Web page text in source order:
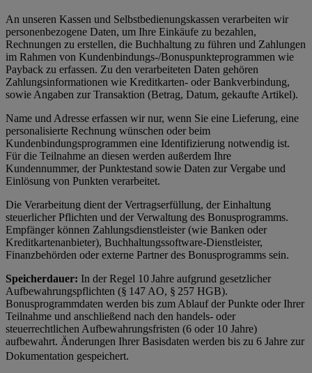
An unseren Kassen und Selbstbedienungskassen verarbeiten wir
personenbezogene Daten, um Ihre Einkäufe zu bezahlen,
Rechnungen zu erstellen, die Buchhaltung zu führen und Zahlungen
im Rahmen von Kundenbindungs-/Bonuspunkteprogrammen wie
Payback zu erfassen. Zu den verarbeiteten Daten gehören
Zahlungsinformationen wie Kreditkarten- oder Bankverbindung,
sowie Angaben zur Transaktion (Betrag, Datum, gekaufte Artikel).
Name und Adresse erfassen wir nur, wenn Sie eine Lieferung, eine
personalisierte Rechnung wünschen oder beim
Kundenbindungsprogrammen eine Identifizierung notwendig ist.
Für die Teilnahme an diesen werden außerdem Ihre
Kundennummer, der Punktestand sowie Daten zur Vergabe und
Einlösung von Punkten verarbeitet.
Die Verarbeitung dient der Vertragserfüllung, der Einhaltung
steuerlicher Pflichten und der Verwaltung des Bonusprogramms.
Empfänger können Zahlungsdienstleister (wie Banken oder
Kreditkartenanbieter), Buchhaltungssoftware-Dienstleister,
Finanzbehörden oder externe Partner des Bonusprogramms sein.
Speicherdauer: In der Regel 10 Jahre aufgrund gesetzlicher
Aufbewahrungspflichten (§ 147 AO, § 257 HGB).
Bonusprogrammdaten werden bis zum Ablauf der Punkte oder Ihrer
Teilnahme und anschließend nach den handels- oder
steuerrechtlichen Aufbewahrungsfristen (6 oder 10 Jahre)
aufbewahrt. Änderungen Ihrer Basisdaten werden bis zu 6 Jahre zur
Dokumentation gespeichert.